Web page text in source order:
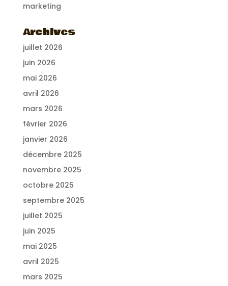
marketing
Archives
juillet 2026
juin 2026
mai 2026
avril 2026
mars 2026
février 2026
janvier 2026
décembre 2025
novembre 2025
octobre 2025
septembre 2025
juillet 2025
juin 2025
mai 2025
avril 2025
mars 2025